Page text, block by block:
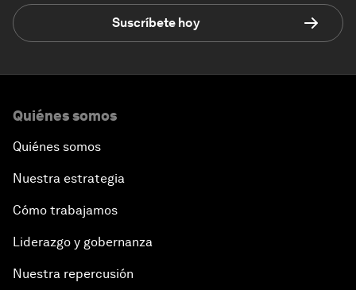
Suscríbete hoy
Quiénes somos
Quiénes somos
Nuestra estrategia
Cómo trabajamos
Liderazgo y gobernanza
Nuestra repercusión